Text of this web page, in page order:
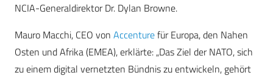
NCIA-Generaldirektor Dr. Dylan Browne.
Mauro Macchi, CEO von Accenturefür Europa, den Nahen
Osten und Afrika (EMEA), erklärte: „Das Ziel der NATO, sich
zu einem digital vernetzten Bündnis zu entwickeln, gehört